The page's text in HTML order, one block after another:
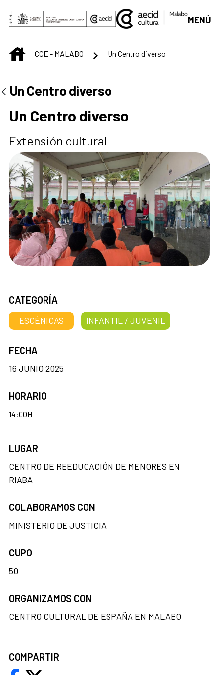
Saltar al contenido principal
MENÚ
INICIOCCE - MALABO Un Centro diverso
Centro Cultural de
Un Centro diverso
Un Centro diverso
Extensión cultural
CATEGORÍA
ESCÉNICAS INFANTIL / JUVENIL
FECHA
16 JUNIO 2025
HORARIO
14:00H
LUGAR
CENTRO DE REEDUCACIÓN DE MENORES EN
RIABA
COLABORAMOS CON
MINISTERIO DE JUSTICIA
CUPO
50
ORGANIZAMOS CON
CENTRO CULTURAL DE ESPAÑA EN MALABO
COMPARTIR